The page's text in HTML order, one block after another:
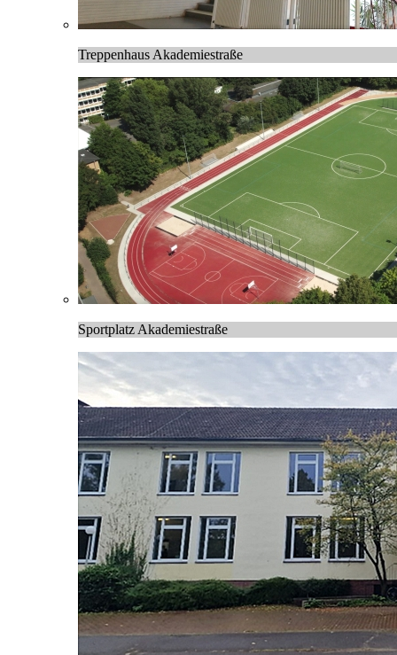
Treppenhaus Akademiestraße
Sportplatz Akademiestraße